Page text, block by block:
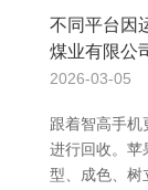
不同平台因
煤业有限公
2026-03-05
跟着智高手
进行回收。苹
型、成色、树